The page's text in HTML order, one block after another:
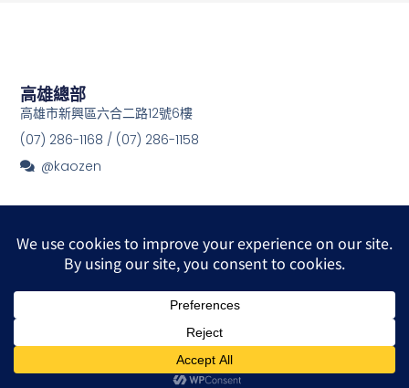
高雄總部
高雄市新興區六合二路12號6樓
(07) 286-1168 / (07) 286-1158
@kaozen
© 2026 All Rights Reserved.